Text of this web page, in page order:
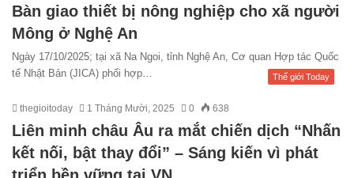
Bàn giao thiết bị nông nghiệp cho xã người
Mông ở Nghệ An
Ngày 17/10/2025; tại xã Na Ngoi, tỉnh Nghệ An, Cơ quan Hợp tác Quốc
tế Nhật Bản (JICA) phối hợp…
Thế giới Today
thegioitoday 1 Tháng Mười, 2025 0 638
Liên minh châu Âu ra mắt chiến dịch “Nhấn
kết nối, bật thay đổi” – Sáng kiến vì phát